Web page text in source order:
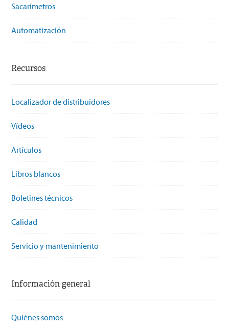
Sacarímetros
Automatización
Recursos
Localizador de distribuidores
Vídeos
Artículos
Libros blancos
Boletines técnicos
Calidad
Servicio y mantenimiento
Información general
Quiénes somos